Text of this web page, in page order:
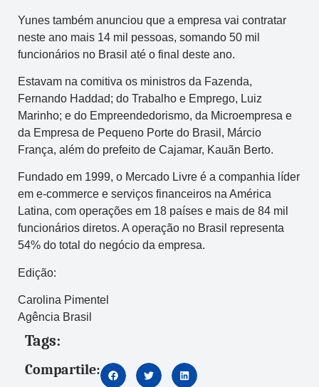
Yunes também anunciou que a empresa vai contratar
neste ano mais 14 mil pessoas, somando 50 mil
funcionários no Brasil até o final deste ano.
Estavam na comitiva os ministros da Fazenda,
Fernando Haddad; do Trabalho e Emprego, Luiz
Marinho; e do Empreendedorismo, da Microempresa e
da Empresa de Pequeno Porte do Brasil, Márcio
França, além do prefeito de Cajamar, Kauãn Berto.
Fundado em 1999, o Mercado Livre é a companhia líder
em e-commerce e serviços financeiros na América
Latina, com operações em 18 países e mais de 84 mil
funcionários diretos. A operação no Brasil representa
54% do total do negócio da empresa.
Edição:
Carolina Pimentel
Agência Brasil
Tags:
Compartile: